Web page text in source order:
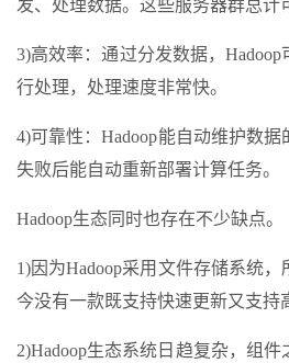
发、处理数据。这些服务器群总计
3)高效率：通过分发数据，
行处理，处理速度非常快。
4)可靠性：Hadoop能自动维护数
失败后能自动重新部署计算任务。
Hadoop生态同时也存在不少缺点。
1)因为Hadoop采用文件存储系统
今没有一款既支持快速更新又支持
2)Hadoop生态系统日趋复杂，组